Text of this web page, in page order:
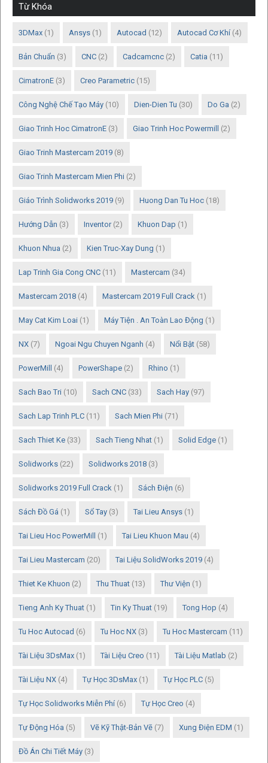
Từ Khóa
3DMax (1) Ansys (1) Autocad (12) Autocad Cơ Khí (4)
Bản Chuẩn (3) CNC (2) Cadcamcnc (2) Catia (11)
CimatronE (3) Creo Parametric (15)
Công Nghệ Chế Tạo Máy (10) Dien-Dien Tu (30) Do Ga (2)
Giao Trinh Hoc CimatronE (3) Giao Trinh Hoc Powermill (2)
Giao Trinh Mastercam 2019 (8)
Giao Trinh Mastercam Mien Phi (2)
Giáo Trình Solidworks 2019 (9) Huong Dan Tu Hoc (18)
Hướng Dẫn (3) Inventor (2) Khuon Dap (1)
Khuon Nhua (2) Kien Truc-Xay Dung (1)
Lap Trinh Gia Cong CNC (11) Mastercam (34)
Mastercam 2018 (4) Mastercam 2019 Full Crack (1)
May Cat Kim Loai (1) Máy Tiện . An Toàn Lao Động (1)
NX (7) Ngoai Ngu Chuyen Nganh (4) Nổi Bật (58)
PowerMill (4) PowerShape (2) Rhino (1)
Sach Bao Tri (10) Sach CNC (33) Sach Hay (97)
Sach Lap Trinh PLC (11) Sach Mien Phi (71)
Sach Thiet Ke (33) Sach Tieng Nhat (1) Solid Edge (1)
Solidworks (22) Solidworks 2018 (3)
Solidworks 2019 Full Crack (1) Sách Điện (6)
Sách Đồ Gá (1) Sổ Tay (3) Tai Lieu Ansys (1)
Tai Lieu Hoc PowerMill (1) Tai Lieu Khuon Mau (4)
Tai Lieu Mastercam (20) Tai Liệu SolidWorks 2019 (4)
Thiet Ke Khuon (2) Thu Thuat (13) Thư Viện (1)
Tieng Anh Ky Thuat (1) Tin Ky Thuat (19) Tong Hop (4)
Tu Hoc Autocad (6) Tu Hoc NX (3) Tu Hoc Mastercam (11)
Tài Liệu 3DsMax (1) Tài Liệu Creo (11) Tài Liệu Matlab (2)
Tài Liệu NX (4) Tự Học 3DsMax (1) Tự Học PLC (5)
Tự Học Solidworks Miễn Phí (6) Tự Học Creo (4)
Tự Động Hóa (5) Vẽ Kỹ Thật-Bản Vẽ (7) Xung Điện EDM (1)
Đồ Án Chi Tiết Máy (3)